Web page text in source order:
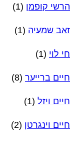
הרשי קופמן (1)
זאב שמעיה (1)
חי לוי (1)
חיים ברייער (8)
חיים ויזל (1)
חיים וינגרטן (2)